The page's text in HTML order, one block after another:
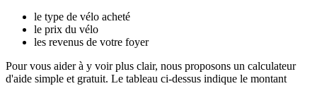
le type de vélo acheté
le prix du vélo
les revenus de votre foyer
Pour vous aider à y voir plus clair, nous proposons un calculateur
d'aide simple et gratuit. Le tableau ci-dessus indique le montant